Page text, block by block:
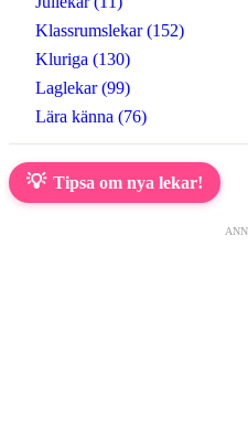
Klassrumslekar (152)
Kluriga (130)
Laglekar (99)
Lära känna (76)
💡 Tipsa om nya lekar!